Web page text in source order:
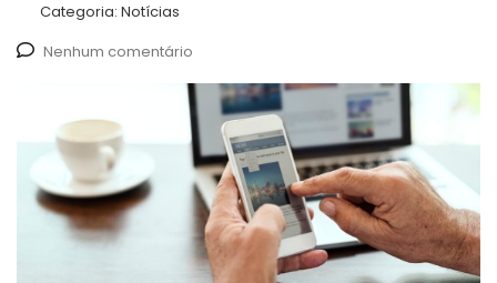
Categoria: Notícias
Nenhum comentário